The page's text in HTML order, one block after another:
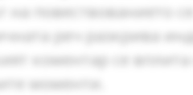
на повествованието
реч разкрива
коментар се
моменти.